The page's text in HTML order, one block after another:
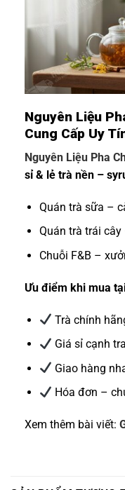
Nguyên Liệu
Cung Cấp Uy
Nguyên Liệu Pha
sỉ & lẻ trà nền –
Quán trà sữa –
Quán trà trái
Chuỗi F&B –
Ưu điểm khi mua
Trà chính
Giá sỉ cạnh
Giao hàng
Hóa đơn –
Xem thêm bài viết: